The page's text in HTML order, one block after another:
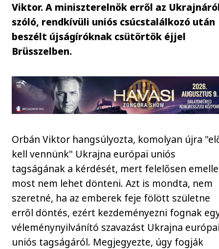
Viktor. A miniszterelnök erről az
szóló, rendkívüli uniós csúcstalálkozó után
beszélt újságíróknak csütörtök éjjel
Brüsszelben.
Orbán Viktor hangsúlyozta, komolyan újra
kell vennünk" Ukrajna európai uniós
tagságának a kérdését, mert felelősen
most nem lehet dönteni. Azt is mondta, nem
szeretné, ha az emberek feje fölött születne
erről döntés, ezért kezdeményezni fognak
véleménynyilvánító szavazást Ukrajna
uniós tagságáról. Megjegyezte, úgy fogják